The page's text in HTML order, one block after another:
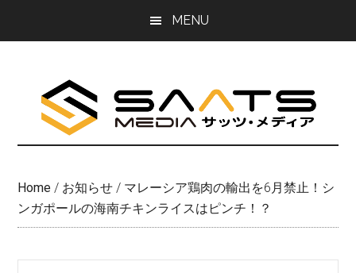
MENU
Home / お知らせ / マレーシア鶏肉の輸出を6月禁止！シ
ンガポールの海南チキンライスはピンチ！？